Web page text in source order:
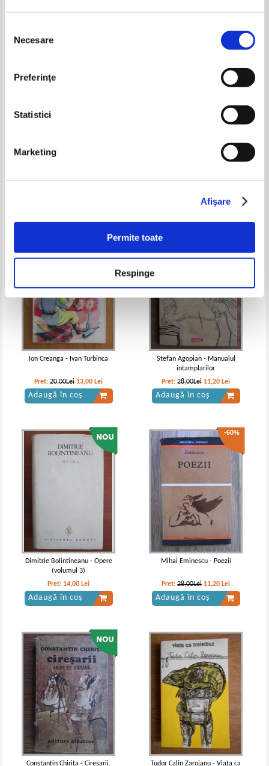
consimțământului
Necesare
Preferinţe
Statistici
Marketing
Afişare
Permite toate
Respinge
Dan Sociu - Nevoi speciale
Pret:20,00Lei 12,00 Lei
Mircea Eliade - Romanul
Pret:20,00Lei 14,00 Lei
Ion Creanga - Ivan Turbinca
Pret:20,00Lei 13,00 Lei
Adaugă în coș
Stefan Agopian - Manualul
intamplarilor
Pret:28,00Lei 11,20 Lei
Adaugă în coș
Dimitrie Bolintineanu - Opere
(volumul 3)
Pret: 14,00 Lei
Adaugă în coș
-60%
Mihai Eminescu - Poezii
Pret:28,00Lei 11,20 Lei
Adaugă în coș
Constantin Chirita - Ciresarii.
Tudor Calin Zarojanu - Viata ca